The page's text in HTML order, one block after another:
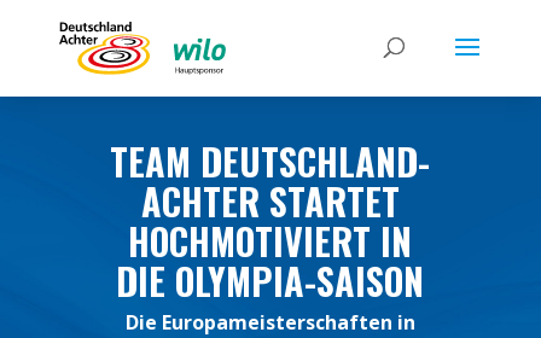
TEAM DEUTSCHLAND-
ACHTER STARTET
HOCHMOTIVIERT IN
DIE OLYMPIA-SAISON
Die Europameisterschaften in